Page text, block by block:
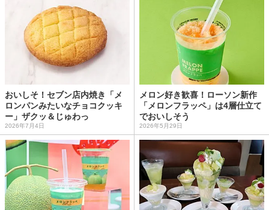
おいしそ！セブン店内焼き「メ
ロンパンみたいなチョコクッキ
ー」ザクッ＆じゅわっ
2026年7月4日
メロン好き歓喜！ローソン新作
「メロンフラッペ」は4層仕立て
でおいしそう
2026年5月29日